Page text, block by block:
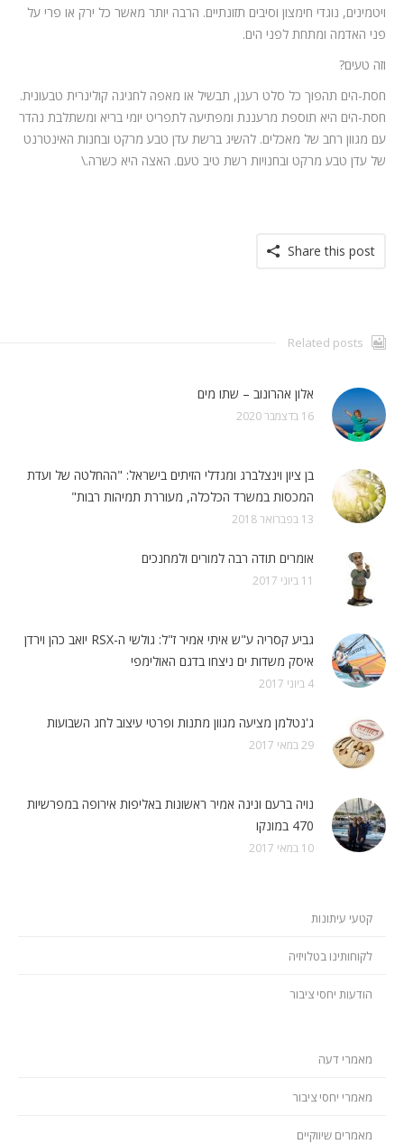
ויטמינים, נוגדי חימצון וסיבים תזונתיים. הרבה יותר מאשר כל ירק או פרי על
פני האדמה ומתחת לפני הים.
וזה טעים?
חסת-הים תהפוך כל סלט רענן, תבשיל או מאפה לחגיגה קולינרית טבעונית.
חסת-הים היא תוספת מרעננת ומפתיעה לתפריט יומי בריא ומשתלבת נהדר
עם מגוון רחב של מאכלים. להשיג ברשת עדן טבע מרקט ובחנות האינטרנט
של עדן טבע מרקט ובחנויות רשת טיב טעם. האצה היא כשרה.\
Share this post
Related posts
אלון אהרונוב – שתו מים
16 בדצמבר 2020
בן ציון וינצלברג ומגדלי הזיתים בישראל: "ההחלטה של ועדת
המכסות במשרד הכלכלה, מעוררת תמיהות רבות"
13 בפברואר 2018
אומרים תודה רבה למורים ולמחנכים
11 ביוני 2017
גביע קסריה ע"ש איתי אמיר ז"ל: גולשי ה-RSX יואב כהן וירדן
איסק משדות ים ניצחו בדגם האולימפי
4 ביוני 2017
ג'נטלמן מציעה מגוון מתנות ופרטי עיצוב לחג השבועות
29 במאי 2017
נויה ברעם ונינה אמיר ראשונות באליפות אירופה במפרשיות
470 במונקו
10 במאי 2017
קטעי עיתונות
לקוחותינו בטלויזיה
הודעות יחסי ציבור
מאמרי דעה
מאמרי יחסי ציבור
מאמרים שיווקיים